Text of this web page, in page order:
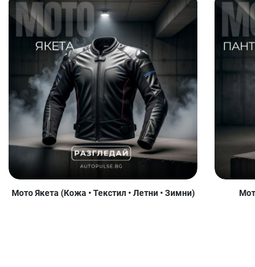
Мото Якета (Кожа • Текстил • Летни • Зимни)